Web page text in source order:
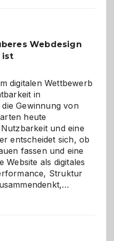
Webdesign
ist
digitalen Wettbewerb
in
Gewinnung von
heute
und eine
entscheidet sich, ob
fassen und eine
Website als digitales
Struktur